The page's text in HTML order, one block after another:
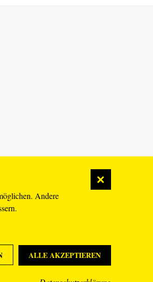
Andere
ALLE AKZEPTIEREN